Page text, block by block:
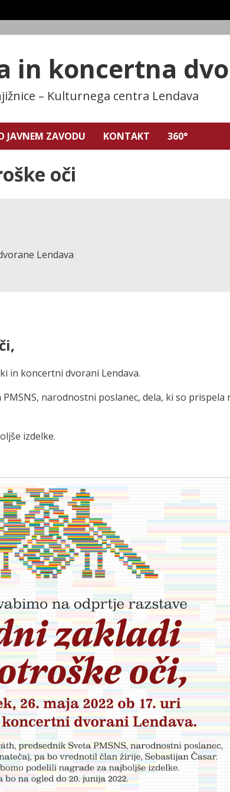
in koncertna
– Kulturnega centra Lendava
JAVNEM ZAVODU KONTAKT 360°
oči
Lendava
in koncertni dvorani Lendava.
PMSNS, narodnostni poslanec, dela, ki so prispela
izdelke.